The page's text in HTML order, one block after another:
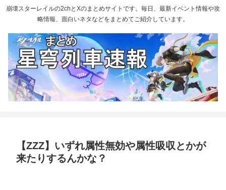
崩壊スターレイルの2chとXのまとめサイトです。毎日、最新イベント情報や攻
略情報、面白いネタなどをまとめてご紹介しています。
【ZZZ】いずれ属性無効や属性吸収とかが
来たりするんかな？